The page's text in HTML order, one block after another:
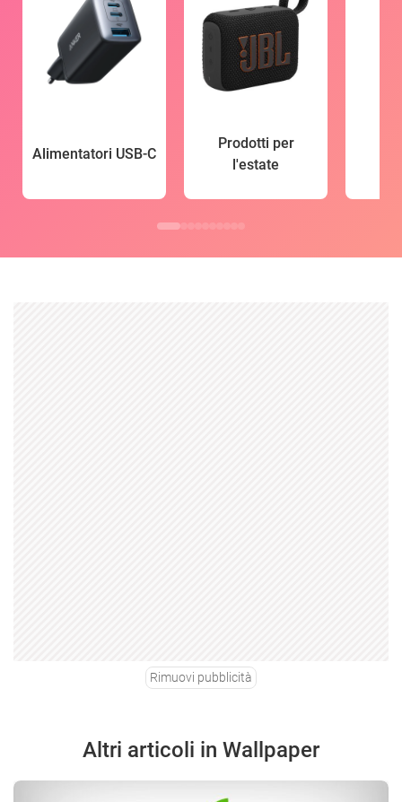
Alimentatori USB-C
Prodotti per
l'estate
Rimuovi pubblicità
Altri articoli in Wallpaper